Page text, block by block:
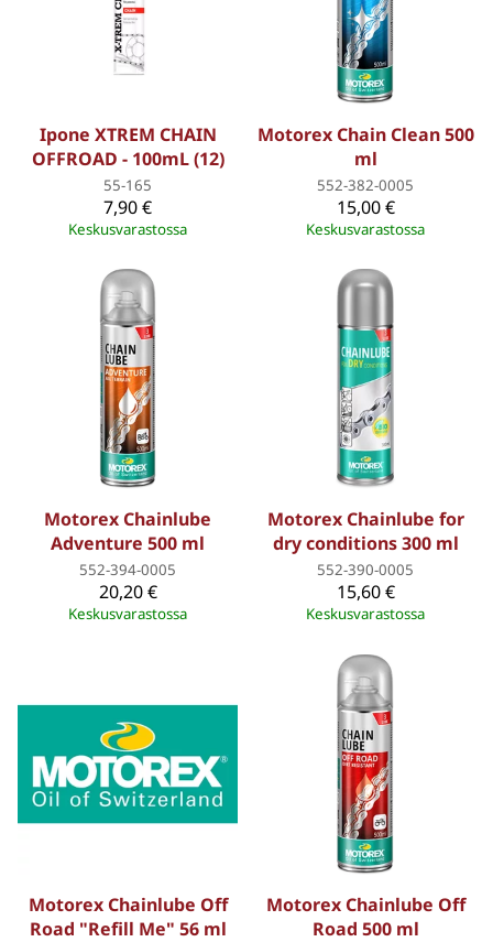
Ipone XTREM CHAIN
OFFROAD - 100mL (12)
55-165
7,90 €
Keskusvarastossa
Motorex Chain Clean 500
ml
552-382-0005
15,00 €
Keskusvarastossa
Motorex Chainlube
Adventure 500 ml
552-394-0005
20,20 €
Keskusvarastossa
Motorex Chainlube for
dry conditions 300 ml
552-390-0005
15,60 €
Keskusvarastossa
Motorex Chainlube Off
Road "Refill Me" 56 ml
Motorex Chainlube Off
Road 500 ml